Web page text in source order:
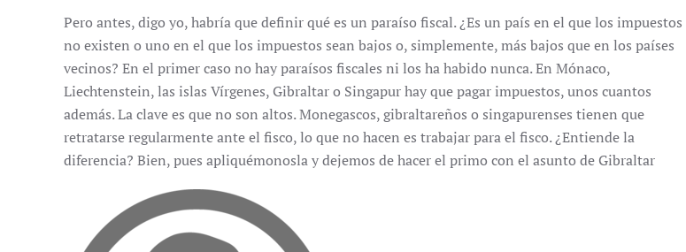
Pero antes, digo yo, habría que definir qué es un paraíso fiscal. ¿Es un país en el que los impuestos
no existen o uno en el que los impuestos sean bajos o, simplemente, más bajos que en los países
vecinos? En el primer caso no hay paraísos fiscales ni los ha habido nunca. En Mónaco,
Liechtenstein, las islas Vírgenes, Gibraltar o Singapur hay que pagar impuestos, unos cuantos
además. La clave es que no son altos. Monegascos, gibraltareños o singapurenses tienen que
retratarse regularmente ante el fisco, lo que no hacen es trabajar para el fisco. ¿Entiende la
diferencia? Bien, pues apliquémonosla y dejemos de hacer el primo con el asunto de Gibraltar